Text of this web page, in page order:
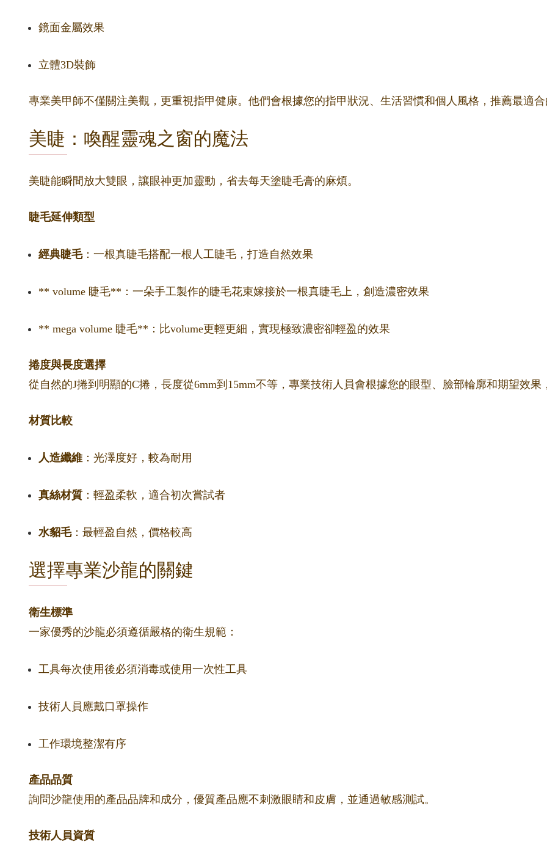
鏡面金屬效果
立體3D裝飾
專業美甲師不僅關注美觀，更重視指甲健康。他們會根據您的指甲狀況、生活習慣和個人風格，推薦最適合
美睫：喚醒靈魂之窗的魔法
美睫能瞬間放大雙眼，讓眼神更加靈動，省去每天塗睫毛膏的麻煩。
睫毛延伸類型
經典睫毛：一根真睫毛搭配一根人工睫毛，打造自然效果
** volume 睫毛**：一朵手工製作的睫毛花束嫁接於一根真睫毛上，創造濃密效果
** mega volume 睫毛**：比volume更輕更細，實現極致濃密卻輕盈的效果
捲度與長度選擇
從自然的J捲到明顯的C捲，長度從6mm到15mm不等，專業技術人員會根據您的眼型、臉部輪廓和期望效果
材質比較
人造纖維 ：光澤度好，較為耐用
真絲材質 ：輕盈柔軟，適合初次嘗試者
水貂毛：最輕盈自然，價格較高
選擇專業沙龍的關鍵
衛生標準
一家優秀的沙龍必須遵循嚴格的衛生規範：
工具每次使用後必須消毒或使用一次性工具
技術人員應戴口罩操作
工作環境整潔有序
產品品質
詢問沙龍使用的產品品牌和成分，優質產品應不刺激眼睛和皮膚，並通過敏感測試。
技術人員資質